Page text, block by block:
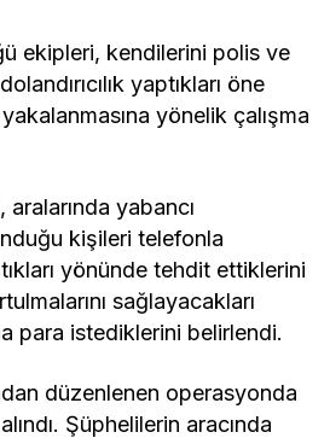
ekipleri, kendilerini polis ve
yaptıkları öne
yönelik çalışma
yabancı
kişileri telefonla
yönünde tehdit ettiklerini
sağlayacakları
para istediklerini belirlendi.
düzenlenen operasyonda
Şüphelilerin aracında